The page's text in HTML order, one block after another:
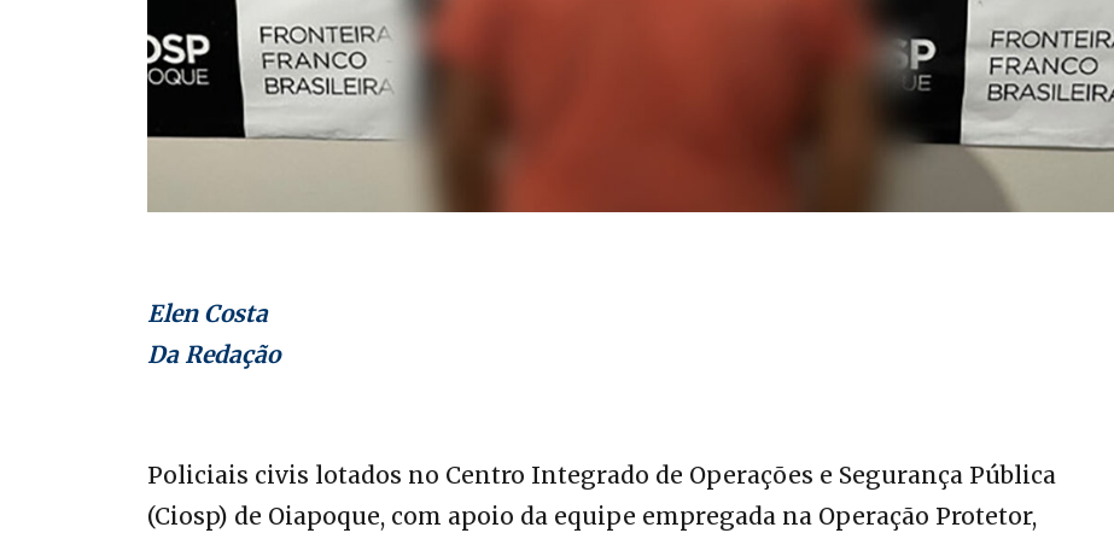
Elen Costa
Da Redação
Policiais civis lotados no Centro Integrado de Operações e Segurança Pública
(Ciosp) de Oiapoque, com apoio da equipe empregada na Operação Protetor,